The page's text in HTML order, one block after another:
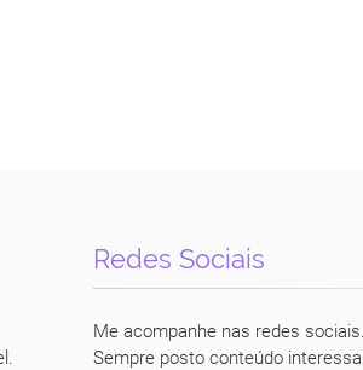
Redes Sociais
Me acompanhe nas redes sociais.
Sempre posto conteúdo